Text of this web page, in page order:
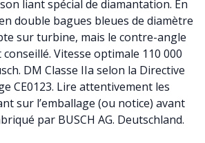
liant spécial de diamantation. En
double bagues bleues de diamètre
sur turbine, mais le contre-angle
Vitesse optimale 110 000
DM Classe IIa selon la Directive
CE0123. Lire attentivement les
sur l’emballage (ou notice) avant
par BUSCH AG. Deutschland.